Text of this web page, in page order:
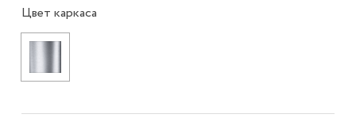
Цвет каркаса